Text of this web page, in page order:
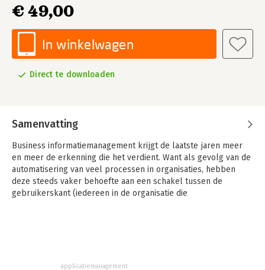
€ 49,00
In winkelwagen
Direct te downloaden
Samenvatting
Business informatiemanagement krijgt de laatste jaren meer
en meer de erkenning die het verdient. Want als gevolg van de
automatisering van veel processen in organisaties, hebben
deze steeds vaker behoefte aan een schakel tussen de
gebruikerskant (iedereen in de organisatie die
beschrijven de rol van de business informatiemanager op
applicatiemanagement